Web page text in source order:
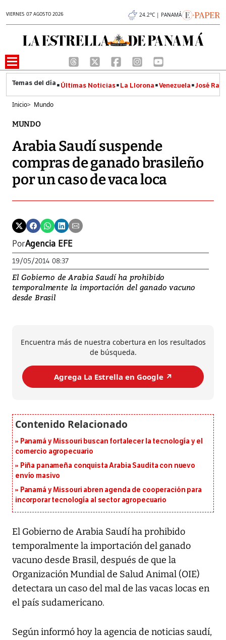
VIERNES 07 AGOSTO 2026 24.2°C | PANAMÁ
Últimas Noticias La Llorona Venezuela José
Inicio> Mundo
MUNDO
Arabia Saudí suspende
compras de ganado brasileño
por un caso de vaca loca
PorAgencia EFE
19/05/2014 08:37
El Gobierno de Arabia Saudí ha prohibido
temporalmente la importación del ganado vacuno
desde Brasil
Encuentra más de nuestra cobertura en los resultados
de búsqueda.
Agrega La Estrella en Google ↗️
Panamá y Missouri buscan fortalecer la tecnología y el
comercio agropecuario
Piña panameña conquista Arabia Saudita con nuevo
envío masivo
Panamá y Missouri abren agenda de cooperación para
incorporar tecnología al sector agropecuario
El Gobierno de Arabia Saudí ha prohibido
temporalmente la importación del ganado
vacuno desde Brasil, después de que la
Organización Mundial de Salud Animal (OIE)
detectara un caso del mal de las vacas locas en
el país sudamericano.
Según informó hoy la agencia de noticias saudí,